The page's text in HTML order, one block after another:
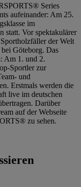
Series
aufeinander: Am 25.
im
statt. Vor spektakulärer
der Welt
Göteborg. Das
Am 1. und 2.
Sportler zur
und
Erstmals werden die
live im deutschen
Darüber
auf der Webseite
zu sehen.